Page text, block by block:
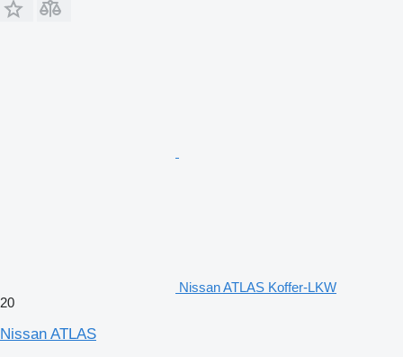
Nissan ATLAS Koffer-LKW
20
Nissan ATLAS